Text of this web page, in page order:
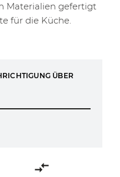
Materialien gefertigt
für die Küche.
ÜBER
compare_arrows